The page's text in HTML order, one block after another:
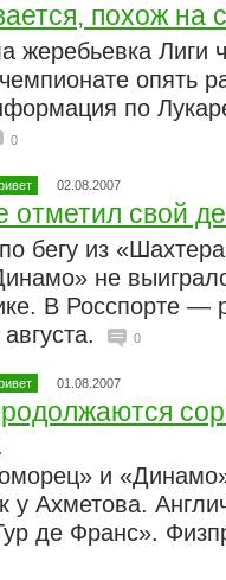
похож на
жеребьевка Лиги
опять
по
0
02.08.2007
отметил свой
бегу из
не
В Росспорте —
0
01.08.2007
и
у Ахметова.
де Франс».